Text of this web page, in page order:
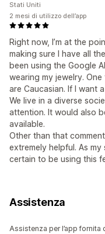
Right now, I’m at the
making sure I have all
been using the Google
wearing my jewelry.
are Caucasian. If I want
We live in a diverse
attention. It would also
available.
Other than that
extremely helpful. As
certain to be using this
Stati Uniti
2 mesi di utilizzo dell’app
Assistenza
Assistenza per l’app fornita